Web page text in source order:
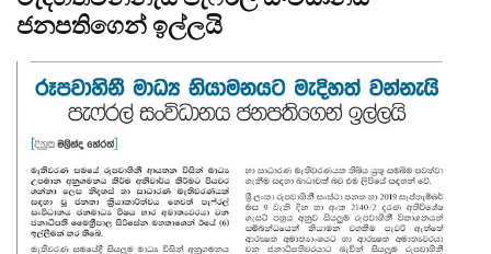
ජනපතිගෙන් ඉල්ලයි